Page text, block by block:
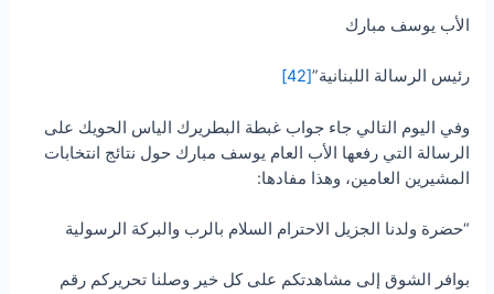
الأب يوسف مبارك
رئيس الرسالة اللبنانية”[42]
وفي اليوم التالي جاء جواب غبطة البطريرك الياس الحويك على
الرسالة التي رفعها الأب العام يوسف مبارك حول نتائج انتخابات
المشيرين العامين، وهذا مفادها:
“حضرة ولدنا الجزيل الاحترام السلام بالرب والبركة الرسولية
بوافر الشوق إلى مشاهدتكم على كل خير وصلنا تحريركم رقم